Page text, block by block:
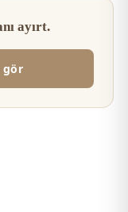
ayırt.
gör